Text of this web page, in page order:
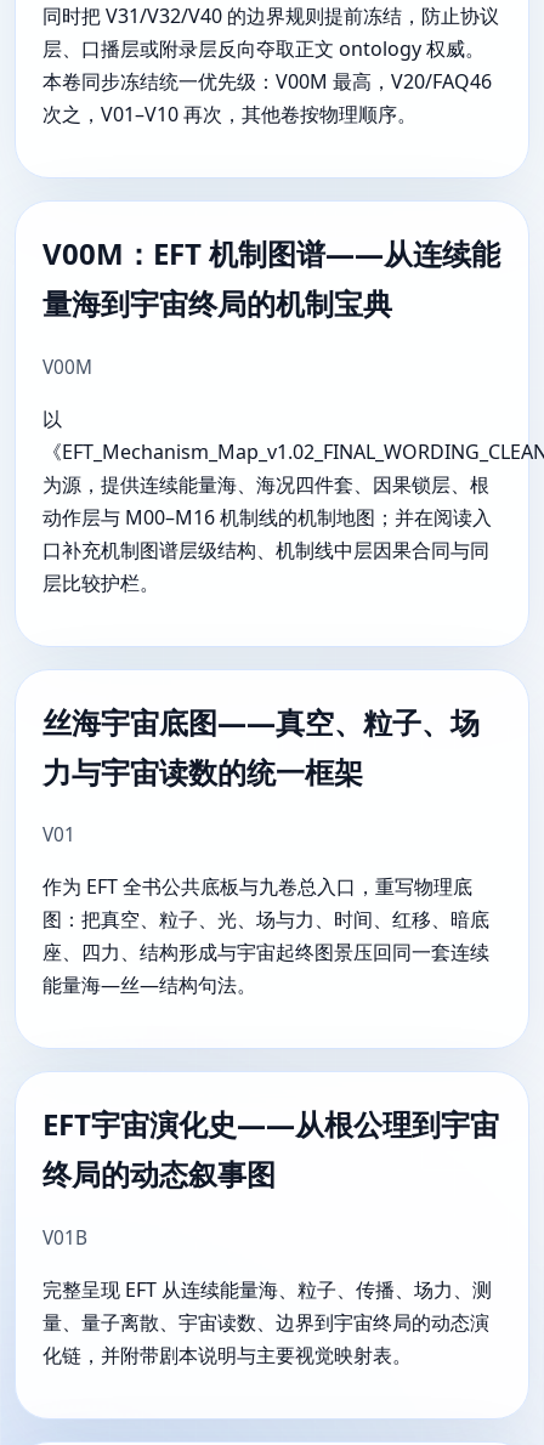
同时把 V31/V32/V40 的边界规则提前冻结，防止协议
层、口播层或附录层反向夺取正文 ontology 权威。
本卷同步冻结统一优先级：V00M 最高，V20/FAQ46
次之，V01–V10 再次，其他卷按物理顺序。
V00M：EFT 机制图谱——从连续能
量海到宇宙终局的机制宝典
V00M
以
《
为源，提供连续能量海、海况四件套、因果锁层、根
动作层与 M00–M16 机制线的机制地图；并在阅读入
口补充机制图谱层级结构、机制线中层因果合同与同
层比较护栏。
丝海宇宙底图——真空、粒子、场
力与宇宙读数的统一框架
V01
作为 EFT 全书公共底板与九卷总入口，重写物理底
图：把真空、粒子、光、场与力、时间、红移、暗底
座、四力、结构形成与宇宙起终图景压回同一套连续
能量海—丝—结构句法。
EFT宇宙演化史——从根公理到宇宙
终局的动态叙事图
V01B
完整呈现 EFT 从连续能量海、粒子、传播、场力、测
量、量子离散、宇宙读数、边界到宇宙终局的动态演
化链，并附带剧本说明与主要视觉映射表。